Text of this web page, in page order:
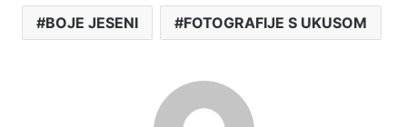
BOJE JESENI FOTOGRAFIJE S UKUSOM